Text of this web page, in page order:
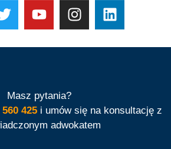
Masz pytania?
560 425 i umów się na konsultację z
adwokatem